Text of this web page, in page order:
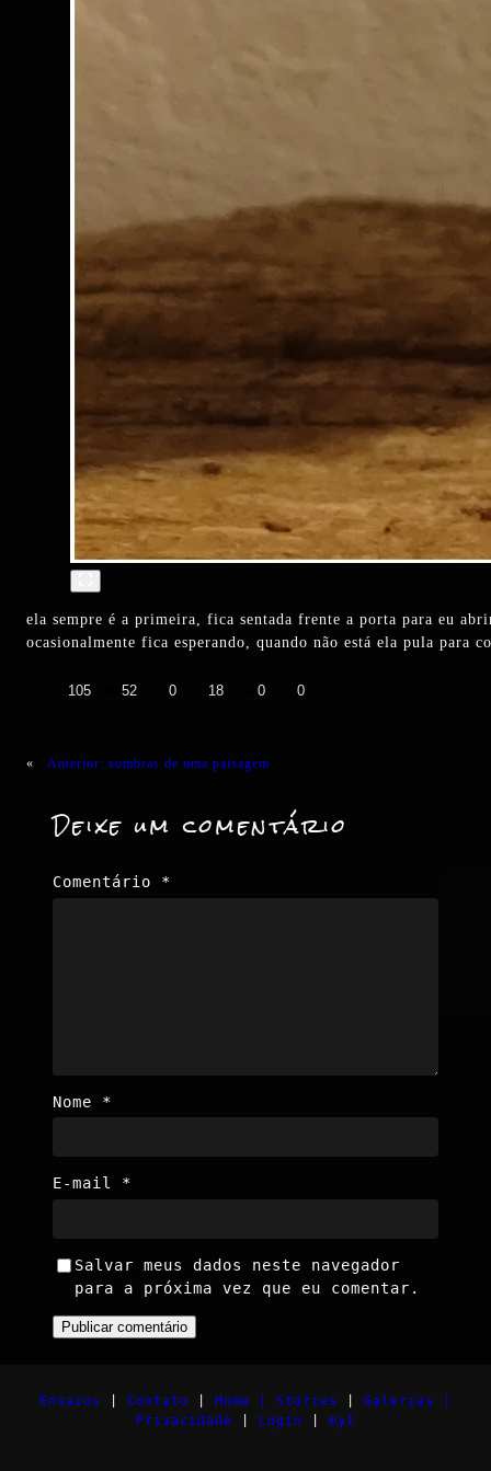
ela sempre é a primeira, fica sentada frente a porta para eu
ocasionalmente fica esperando, quando não está ela pula para
105 52 0 18 0 0
« Anterior: sombras de uma paisagem
Deixe um comentário
Comentário *
Nome *
E-mail *
Salvar meus dados neste navegador
para a próxima vez que eu comentar.
Ensaios Contato Home | Stories
Galerias |
Privacidade
Login myI